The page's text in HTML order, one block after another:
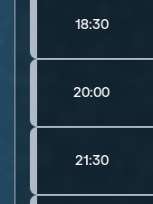
18:30
20:00
21:30